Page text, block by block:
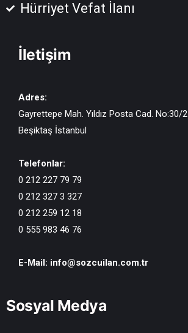
Hürriyet Vefat İlanı
İletişim
Adres:
Gayrettepe Mah. Yıldız Posta Cad. No:30/2
Beşiktaş İstanbul
Telefonlar:
0 212 227 79 79
0 212 327 3 327
0 212 259 12 18
0 555 983 46 76
E-Mail: info@sozcuilan.com.tr
Sosyal Medya